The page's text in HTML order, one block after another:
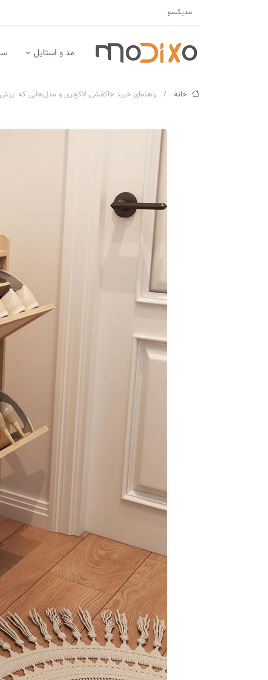
مدیکسو
مد و استایل
خانه راهنمای خرید جاکفشی لاکچری و مدل‌هایی که ارزش